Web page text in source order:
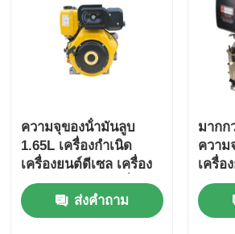
ความจุของน้ํามันลูบ
1.65L เครื่องกําเนิด
เครื่องยนต์ดีเซล เครื่อง
เย็นด้วยอากาศ เครื่อง
ประเภท กําลังปริมาณ
6KW เครื่องกําเนิด
ส่งคำถาม
มากก
ความ
เครื่อ
อุตส
รับพ